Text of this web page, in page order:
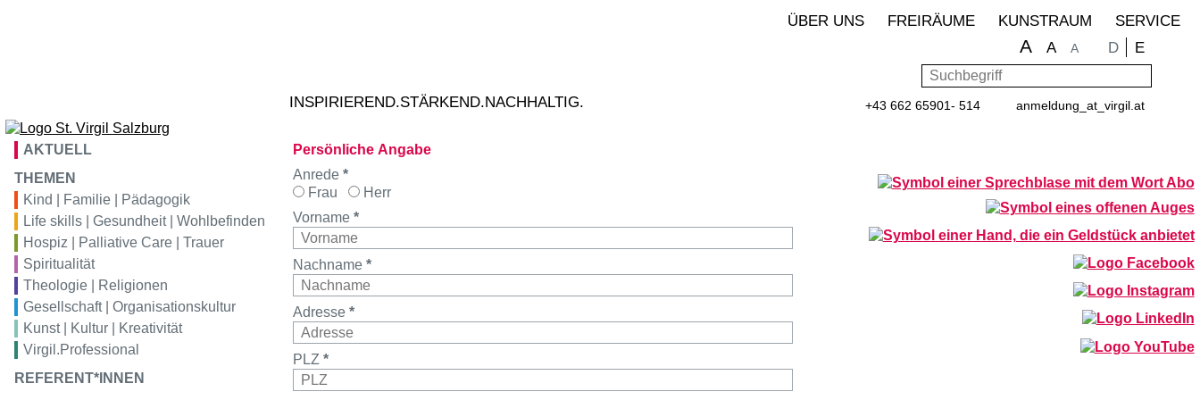
INSPIRIEREND.STÄRKEND.NACHHALTIG.
ÜBER UNS FREIRÄUME KUNSTRAUM SERVICE
A A A Sprache
D E
Suchbegriff
+43 662 65901- 514 anmeldung _at_ virgil.at
VIRGILhotel
VIRGILgastro
VIRGILkunstraum
AKTUELL
THEMEN
Kind | Familie | Pädagogik
Life skills | Gesundheit | Wohlbefinden
Hospiz | Palliative Care | Trauer
Spiritualität
Theologie | Religionen
Gesellschaft | Organisationskultur
Kunst | Kultur | Kreativität
Virgil.Professional
REFERENT*INNEN
Persönliche Angabe
Anrede *
Frau
Herr
Vorname *
Nachname *
Adresse *
PLZ *